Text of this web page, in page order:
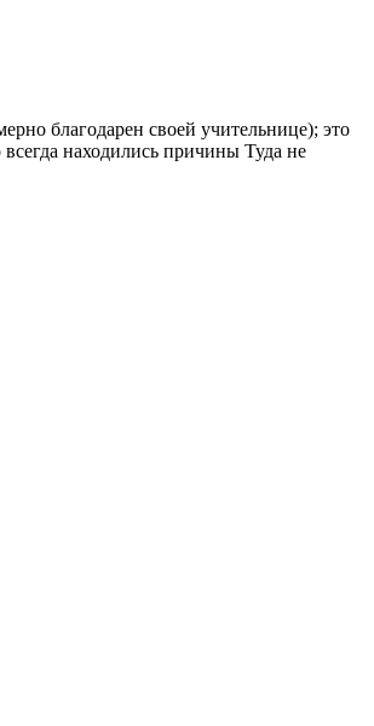
благодарен своей учительнице); это
находились причины Туда не